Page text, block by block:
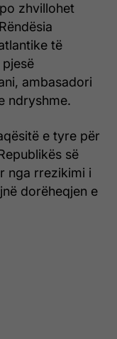
zhvillohet
të
ambasadori
ndryshme.
e tyre për
së
nga rrezikimi i
dorëheqjen e